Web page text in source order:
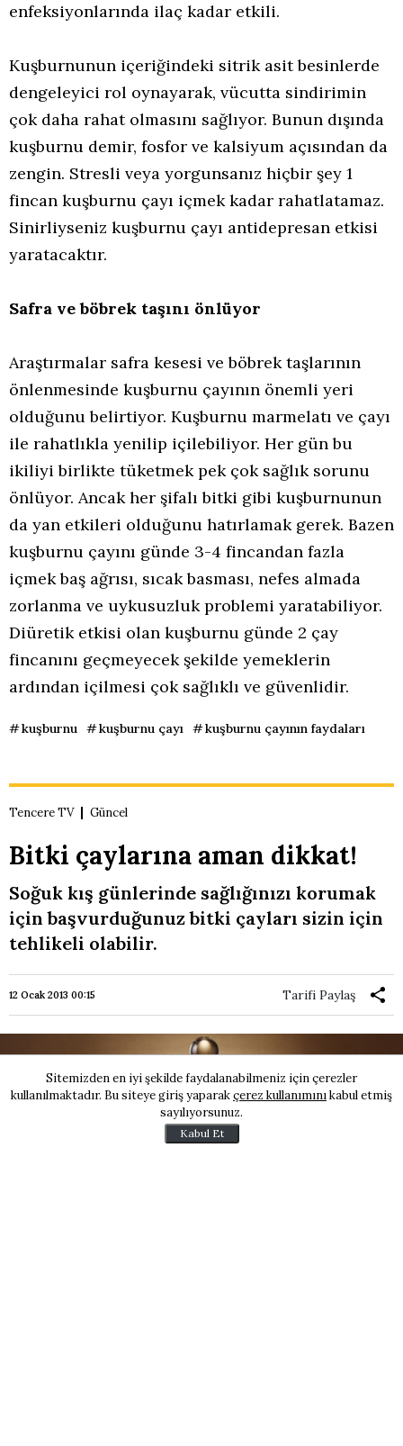
enfeksiyonlarında ilaç kadar etkili.
Kuşburnunun içeriğindeki sitrik asit besinlerde
dengeleyici rol oynayarak, vücutta sindirimin
çok daha rahat olmasını sağlıyor. Bunun dışında
kuşburnu demir, fosfor ve kalsiyum açısından da
zengin. Stresli veya yorgunsanız hiçbir şey 1
fincan kuşburnu çayı içmek kadar rahatlatamaz.
Sinirliyseniz kuşburnu çayı antidepresan etkisi
yaratacaktır.
Safra ve böbrek taşını önlüyor
Araştırmalar safra kesesi ve böbrek taşlarının
önlenmesinde kuşburnu çayının önemli yeri
olduğunu belirtiyor. Kuşburnu marmelatı ve çayı
ile rahatlıkla yenilip içilebiliyor. Her gün bu
ikiliyi birlikte tüketmek pek çok sağlık sorunu
önlüyor. Ancak her şifalı bitki gibi kuşburnunun
da yan etkileri olduğunu hatırlamak gerek. Bazen
kuşburnu çayını günde 3-4 fincandan fazla
içmek baş ağrısı, sıcak basması, nefes almada
zorlanma ve uykusuzluk problemi yaratabiliyor.
Diüretik etkisi olan kuşburnu günde 2 çay
fincanını geçmeyecek şekilde yemeklerin
ardından içilmesi çok sağlıklı ve güvenlidir.
kuşburnu kuşburnu çayı kuşburnu çayının faydaları
Tencere TV Güncel
Bitki çaylarına aman dikkat!
Soğuk kış günlerinde sağlığınızı korumak
için başvurduğunuz bitki çayları sizin için
tehlikeli olabilir.
12 Ocak 2013 00:15 Tarifi Paylaş
Sitemizden en iyi şekilde faydalanabilmeniz için çerezler
kullanılmaktadır. Bu siteye giriş yaparakçerez kullanımınıkabul etmiş
sayılıyorsunuz.
Kabul Et